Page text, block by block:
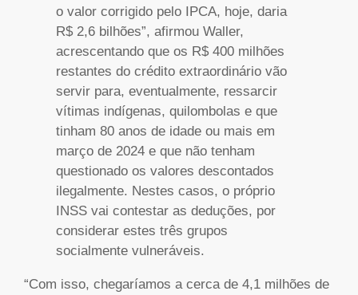
o valor corrigido pelo IPCA, hoje, daria
R$ 2,6 bilhões”, afirmou Waller,
acrescentando que os R$ 400 milhões
restantes do crédito extraordinário vão
servir para, eventualmente, ressarcir
vítimas indígenas, quilombolas e que
tinham 80 anos de idade ou mais em
março de 2024 e que não tenham
questionado os valores descontados
ilegalmente. Nestes casos, o próprio
INSS vai contestar as deduções, por
considerar estes três grupos
socialmente vulneráveis.
“Com isso, chegaríamos a cerca de 4,1 milhões de